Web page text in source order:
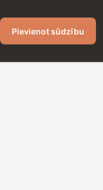
Pievienot sūdzību